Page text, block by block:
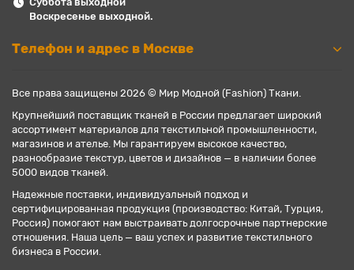
Воскресенье выходной.
Телефон и адрес в Москве
Все права защищены 2026 © Мир Модной (Fashion) Ткани.
Крупнейший поставщик тканей в России предлагает широкий
ассортимент материалов для текстильной промышленности,
магазинов и ателье. Мы гарантируем высокое качество,
разнообразие текстур, цветов и дизайнов — в наличии более
5000 видов тканей.
Надежные поставки, индивидуальный подход и
сертифицированная продукция (производство: Китай, Турция,
Россия) помогают нам выстраивать долгосрочные партнерские
отношения. Наша цель — ваш успех и развитие текстильного
бизнеса в России.